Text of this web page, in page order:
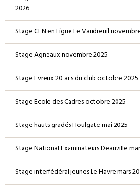
2026
Stage CEN en Ligue Le Vaudreuil
Stage Agneaux novembre 2025
Stage Evreux 20 ans du club octobre 2025
Stage Ecole des Cadres octobre 2025
Stage hauts gradés Houlgate mai 2025
Stage National Examinateurs Deauville
Stage interfédéral jeunes Le Havre mars